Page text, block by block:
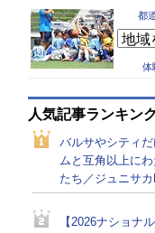
都
体
人気記事ランキン
バルサやシティ
ムと互角以上に
たち／ジュニサ
【2026ナショナ